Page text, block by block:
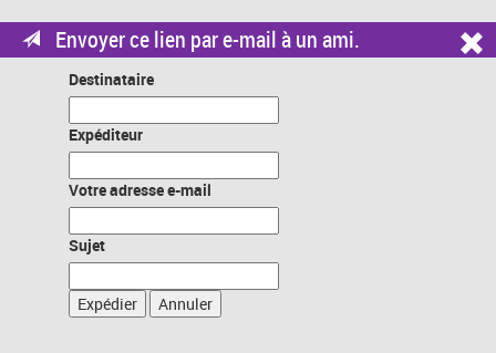
Envoyer ce lien par e-mail à un ami.
Destinataire
Expéditeur
Votre adresse e-mail
Sujet
Expédier Annuler